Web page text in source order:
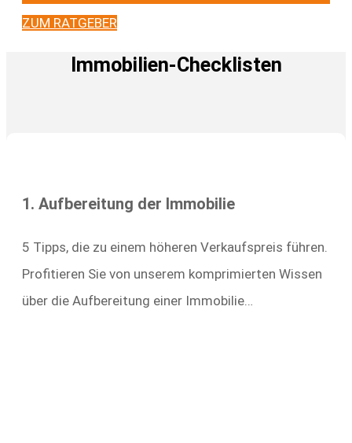
ZUM RATGEBER
Immobilien-Checklisten
1. Aufbereitung der Immobilie
5 Tipps, die zu einem höheren Verkaufspreis führen.
Profitieren Sie von unserem komprimierten Wissen
über die Aufbereitung einer Immobilie…